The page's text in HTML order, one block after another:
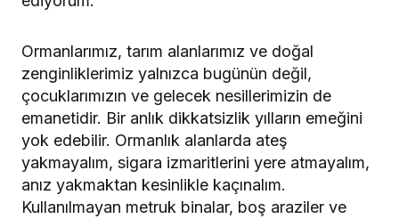
Ormanlarımız, tarım alanlarımız ve doğal
zenginliklerimiz yalnızca bugünün değil,
çocuklarımızın ve gelecek nesillerimizin de
emanetidir. Bir anlık dikkatsizlik yılların emeğini
yok edebilir. Ormanlık alanlarda ateş
yakmayalım, sigara izmaritlerini yere atmayalım,
anız yakmaktan kesinlikle kaçınalım.
Kullanılmayan metruk binalar, boş araziler ve